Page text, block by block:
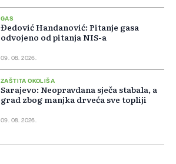
GAS
Đedović Handanović: Pitanje gasa
odvojeno od pitanja NIS-a
09. 08. 2026.
ZAŠTITA OKOLIŠA
Sarajevo: Neopravdana sječa stabala, a
grad zbog manjka drveća sve topliji
09. 08. 2026.